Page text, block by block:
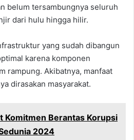
belum tersambungnya seluruh
dari hulu hingga hilir.
yang sudah dibangun
karena komponen
rampung. Akibatnya, manfaat
dirasakan masyarakat.
Komitmen Berantas Korupsi
2024